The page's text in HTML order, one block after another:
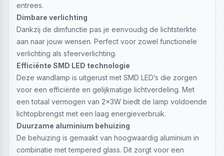
entrees.
Dimbare verlichting
Dankzij de dimfunctie pas je eenvoudig de lichtsterkte
aan naar jouw wensen. Perfect voor zowel functionele
verlichting als sfeerverlichting.
Efficiënte SMD LED technologie
Deze wandlamp is uitgerust met SMD LED’s die zorgen
voor een efficiënte en gelijkmatige lichtverdeling. Met
een totaal vermogen van 2x3W biedt de lamp voldoende
lichtopbrengst met een laag energieverbruik.
Duurzame aluminium behuizing
De behuizing is gemaakt van hoogwaardig aluminium in
combinatie met tempered glass. Dit zorgt voor een